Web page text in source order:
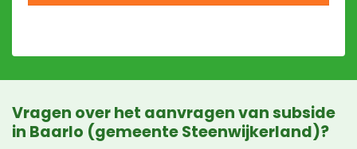
Vragen over het aanvragen van subside
in Baarlo (gemeente Steenwijkerland)?